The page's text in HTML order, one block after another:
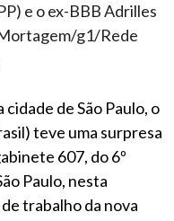
e o ex-BBB Adrilles
g1/Rede
de São Paulo, o
teve uma surpresa
607, do 6º
Paulo, nesta
trabalho da nova